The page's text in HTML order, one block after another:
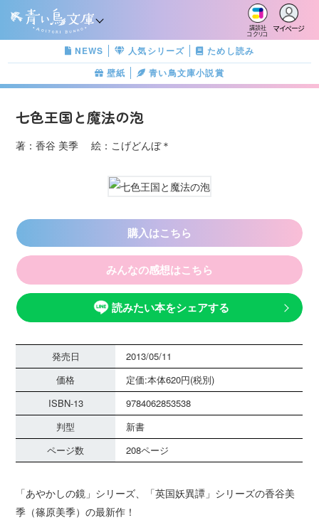
講談社
コクリコ
マイページ
NEWS 人気シリーズ
ためし読み
壁紙
青い鳥文庫小説賞
七色王国と魔法の泡
著：香谷 美季 絵：こげどんぼ＊
購入はこちら
みんなの感想はこちら
読みたい本をシェアする
発売日
2013/05/11
価格
定価:本体620円(税別)
ISBN-13
9784062853538
判型
新書
ページ数
208ページ
「あやかしの鏡」シリーズ、「英国妖異譚」シリーズの香谷美
季（篠原美季）の最新作！